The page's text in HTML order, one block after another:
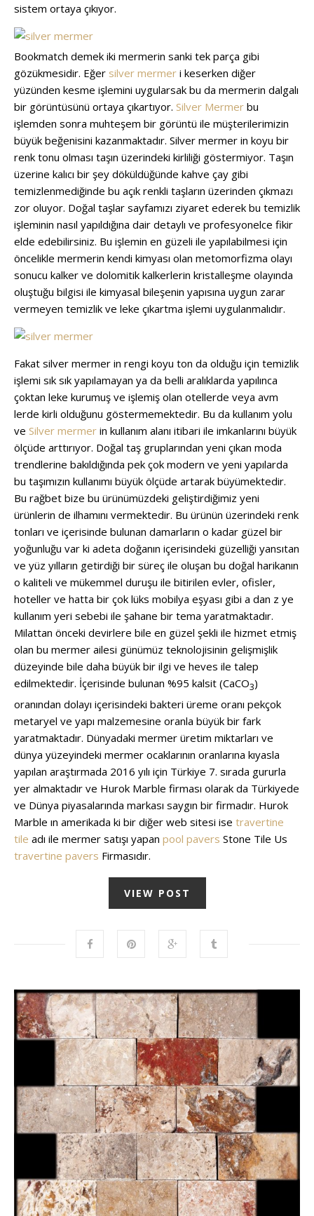
sistem ortaya çıkıyor.
Bookmatch demek iki mermerin sanki tek parça gibi
gözükmesidir. Eğer silver mermer i keserken diğer
yüzünden kesme işlemini uygularsak bu da mermerin dalgalı
bir görüntüsünü ortaya çıkartıyor. Silver Mermer bu
işlemden sonra muhteşem bir görüntü ile müşterilerimizin
büyük beğenisini kazanmaktadır. Silver mermer in koyu bir
renk tonu olması taşın üzerindeki kirliliği göstermiyor. Taşın
üzerine kalıcı bir şey döküldüğünde kahve çay gibi
temizlenmediğinde bu açık renkli taşların üzerinden çıkmazı
zor oluyor. Doğal taşlar sayfamızı ziyaret ederek bu temizlik
işleminin nasıl yapıldığına dair detaylı ve profesyonelce fikir
elde edebilirsiniz. Bu işlemin en güzeli ile yapılabilmesi için
öncelikle mermerin kendi kimyası olan metomorfizma olayı
sonucu kalker ve dolomitik kalkerlerin kristalleşme olayında
oluştuğu bilgisi ile kimyasal bileşenin yapısına uygun zarar
vermeyen temizlik ve leke çıkartma işlemi uygulanmalıdır.
Fakat silver mermer in rengi koyu ton da olduğu için temizlik
işlemi sık sık yapılamayan ya da belli aralıklarda yapılınca
çoktan leke kurumuş ve işlemiş olan otellerde veya avm
lerde kirli olduğunu göstermemektedir. Bu da kullanım yolu
ve Silver mermer in kullanım alanı itibari ile imkanlarını büyük
ölçüde arttırıyor. Doğal taş gruplarından yeni çıkan moda
trendlerine bakıldığında pek çok modern ve yeni yapılarda
bu taşımızın kullanımı büyük ölçüde artarak büyümektedir.
Bu rağbet bize bu ürünümüzdeki geliştirdiğimiz yeni
ürünlerin de ilhamını vermektedir. Bu ürünün üzerindeki renk
tonları ve içerisinde bulunan damarların o kadar güzel bir
yoğunluğu var ki adeta doğanın içerisindeki güzelliği yansıtan
ve yüz yılların getirdiği bir süreç ile oluşan bu doğal harikanın
o kaliteli ve mükemmel duruşu ile bitirilen evler, ofisler,
hoteller ve hatta bir çok lüks mobilya eşyası gibi a dan z ye
kullanım yeri sebebi ile şahane bir tema yaratmaktadır.
Milattan önceki devirlere bile en güzel şekli ile hizmet etmiş
olan bu mermer ailesi günümüz teknolojisinin gelişmişlik
düzeyinde bile daha büyük bir ilgi ve heves ile talep
edilmektedir. İçerisinde bulunan %95 kalsit (CaCO3)
oranından dolayı içerisindeki bakteri üreme oranı pekçok
metaryel ve yapı malzemesine oranla büyük bir fark
yaratmaktadır. Dünyadaki mermer üretim miktarları ve
dünya yüzeyindeki mermer ocaklarının oranlarına kıyasla
yapılan araştırmada 2016 yılı için Türkiye 7. sırada gururla
yer almaktadır ve Hurok Marble firması olarak da Türkiyede
ve Dünya piyasalarında markası saygın bir firmadır. Hurok
Marble ın amerikada ki bir diğer web sitesi ise travertine
tile adı ile mermer satışı yapan pool pavers Stone Tile Us
travertine pavers Firmasıdır.
VIEW POST